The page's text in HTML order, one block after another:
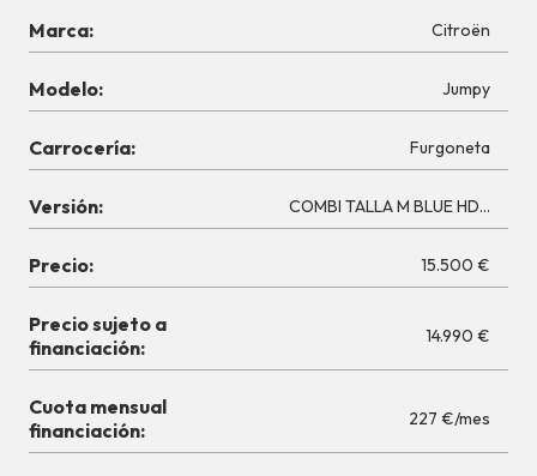
Marca: Citroën
Modelo: Jumpy
Carrocería: Furgoneta
Versión: COMBI TALLA M BLUE HDI 120
Precio: 15.500 €
Precio sujeto a
financiación:
14.990 €
Cuota mensual
financiación:
227 €/mes